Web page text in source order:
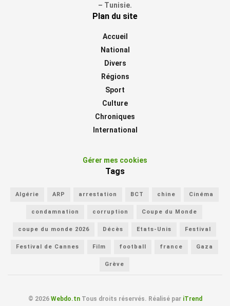
– Tunisie.
Plan du site
Accueil
National
Divers
Régions
Sport
Culture
Chroniques
International
Gérer mes cookies
Tags
Algérie ARP arrestation BCT chine Cinéma
condamnation corruption Coupe du Monde
coupe du monde 2026 Décès Etats-Unis Festival
Festival de Cannes Film football france Gaza
Grève
© 2026 Webdo.tnTous droits réservés. Réalisé par iTrend